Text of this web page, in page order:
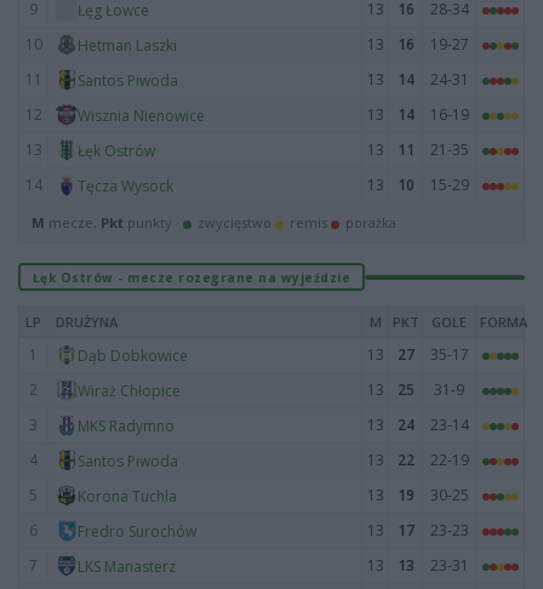
9 Łęg Łowce 13 16
28-34
10
Hetman Laszki 13 16
19-27
11
Santos Piwoda 13 14
24-31
12
Wisznia Nienowice 13 14
16-19
13
Łęk Ostrów 13 11
21-35
14
Tęcza Wysock 13 10 15-29
M mecze, Pkt punkty · zwycięstwo remis porażka
Łęk Ostrów - mecze rozegrane na wyjeździe
LP DRUŻYNA M PKT GOLE FORMA
1 Dąb Dobkowice 13 27
35-17
2
Wiraż Chłopice 13 25
31-9
3
MKS Radymno 13 24
23-14
4
Santos Piwoda 13 22
22-19
5
Korona Tuchla 13 19
30-25
6
Fredro Surochów 13 17
23-23
7
LKS Manasterz 13 13
23-31